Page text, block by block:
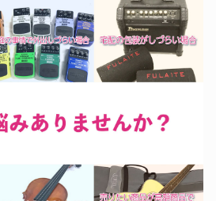
鍵盤楽器
和楽器
Gibson
Martin
Zildjian
SELMER